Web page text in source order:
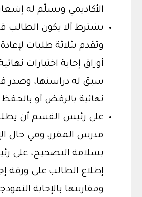
الأكاديمي ويسلّم له
يشترط ألا يكون الطالب
وتقدم بثلاثة طلبات
أوراق إجابة اختبارات
سبق له دراستها، وصدر
نهائية بالرفض أو بالحفظ.
على رئيس القسم أن
مدرس المقرر، وفي حال
بسلامة التصحيح، على
إطلاع الطالب على ورقة
ومقارنتها بالإجابة